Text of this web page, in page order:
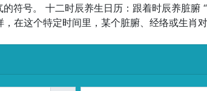
符号。 十二时辰养生日历：跟着时辰养脏腑
在这个特定时间里，某个脏腑、经络或生肖